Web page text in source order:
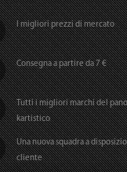
I migliori prezzi di mercato
Consegna a partire da 7 €
Tutti i migliori marchi del
kartistico
Una nuova squadra a
cliente